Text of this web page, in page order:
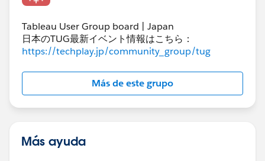
Tableau User Group board | Japan
日本のTUG最新イベント情報はこちら：
https://techplay.jp/community_group/tug
Más de este grupo
Más ayuda